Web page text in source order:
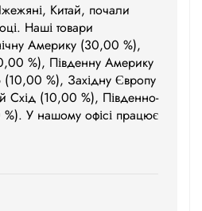
Китай, почали
Наші товари
Америку (30,00 %),
%), Південну Америку
%), Західну Європу
Схід (10,00 %), Південно-
У нашому офісі працює